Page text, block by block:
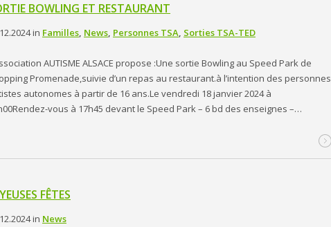
BOWLING ET RESTAURANT
in Familles, News, Personnes TSA, Sorties TSA-TED
AUTISME ALSACE propose :Une sortie Bowling au Speed Park de
Promenade,suivie d’un repas au restaurant.à l’intention des personnes
autonomes à partir de 16 ans.Le vendredi 18 janvier 2024 à
vous à 17h45 devant le Speed Park – 6 bd des enseignes –…
FÊTES
in News